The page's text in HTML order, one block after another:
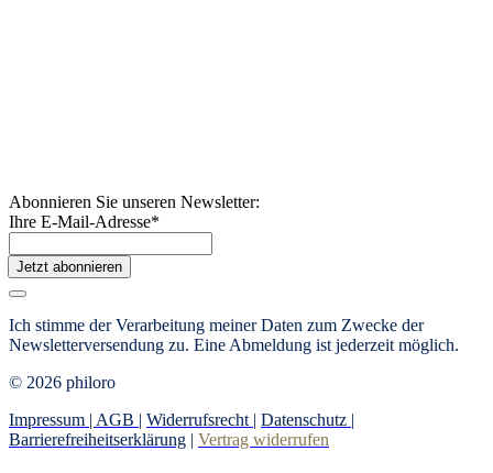
Abonnieren Sie unseren Newsletter:
Ihre E-Mail-Adresse*
Jetzt abonnieren
Ich stimme der Verarbeitung meiner Daten zum Zwecke der
Newsletterversendung zu. Eine Abmeldung ist jederzeit möglich.
© 2026 philoro
Impressum | AGB | Widerrufsrecht | Datenschutz |
Barrierefreiheitserklärung | Vertrag widerrufen